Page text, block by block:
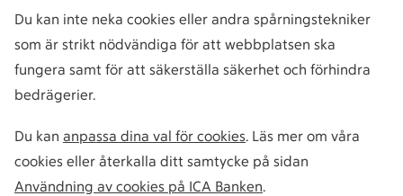
Du kan inte neka cookies eller andra spårningstekniker
som är strikt nödvändiga för att webbplatsen ska
fungera samt för att säkerställa säkerhet och förhindra
bedrägerier.
Du kan anpassa dina val för cookies. Läs mer om våra
cookies eller återkalla ditt samtycke på sidan
Användning av cookies på ICA Banken.